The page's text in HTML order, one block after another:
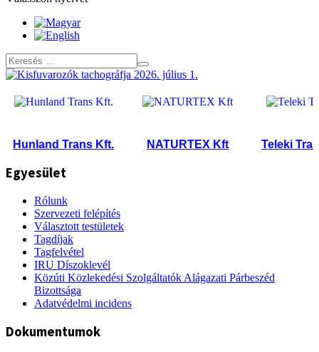
Trans Kft. NATURTEX Kft Teleki Trans
Egyesület
Rólunk
Szervezeti felépítés
Választott testületek
Tagdíjak
Tagfelvétel
IRU Díszoklevél
Közúti Közlekedési Szolgáltatók Alágazati Párbeszéd
Bizottsága
Adatvédelmi incidens
Dokumentumok